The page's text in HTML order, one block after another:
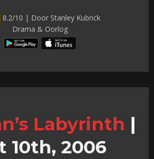
8.2/10 | Door Stanley Kubrick
Drama & Oorlog
Labyrinth |
10th, 2006